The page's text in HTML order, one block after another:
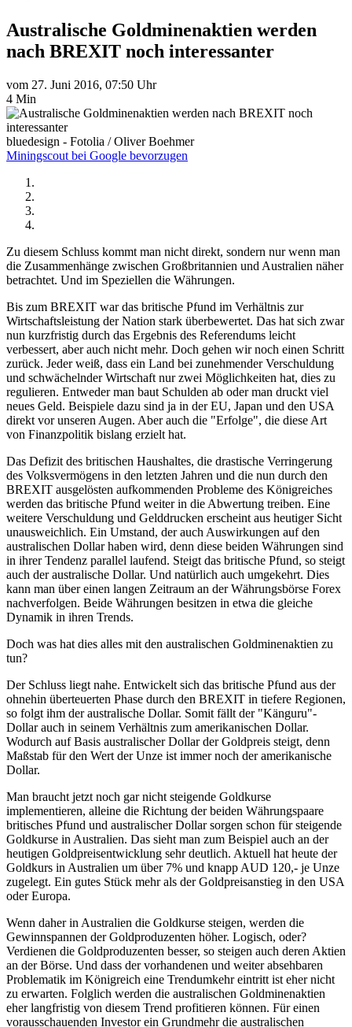
Australische Goldminenaktien werden
nach BREXIT noch interessanter
vom 27. Juni 2016, 07:50 Uhr
4 Min
bluedesign - Fotolia / Oliver Boehmer
Miningscout bei Google bevorzugen
Zu diesem Schluss kommt man nicht direkt, sondern nur wenn man
die Zusammenhänge zwischen Großbritannien und Australien näher
betrachtet. Und im Speziellen die Währungen.
Bis zum BREXIT war das britische Pfund im Verhältnis zur
Wirtschaftsleistung der Nation stark überbewertet. Das hat sich zwar
nun kurzfristig durch das Ergebnis des Referendums leicht
verbessert, aber auch nicht mehr. Doch gehen wir noch einen Schritt
zurück. Jeder weiß, dass ein Land bei zunehmender Verschuldung
und schwächelnder Wirtschaft nur zwei Möglichkeiten hat, dies zu
regulieren. Entweder man baut Schulden ab oder man druckt viel
neues Geld. Beispiele dazu sind ja in der EU, Japan und den USA
direkt vor unseren Augen. Aber auch die "Erfolge", die diese Art
von Finanzpolitik bislang erzielt hat.
Das Defizit des britischen Haushaltes, die drastische Verringerung
des Volksvermögens in den letzten Jahren und die nun durch den
BREXIT ausgelösten aufkommenden Probleme des Königreiches
werden das britische Pfund weiter in die Abwertung treiben. Eine
weitere Verschuldung und Gelddrucken erscheint aus heutiger Sicht
unausweichlich. Ein Umstand, der auch Auswirkungen auf den
australischen Dollar haben wird, denn diese beiden Währungen sind
in ihrer Tendenz parallel laufend. Steigt das britische Pfund, so steigt
auch der australische Dollar. Und natürlich auch umgekehrt. Dies
kann man über einen langen Zeitraum an der Währungsbörse Forex
nachverfolgen. Beide Währungen besitzen in etwa die gleiche
Dynamik in ihren Trends.
Doch was hat dies alles mit den australischen Goldminenaktien zu
tun?
Der Schluss liegt nahe. Entwickelt sich das britische Pfund aus der
ohnehin überteuerten Phase durch den BREXIT in tiefere Regionen,
so folgt ihm der australische Dollar. Somit fällt der "Känguru"-
Dollar auch in seinem Verhältnis zum amerikanischen Dollar.
Wodurch auf Basis australischer Dollar der Goldpreis steigt, denn
Maßstab für den Wert der Unze ist immer noch der amerikanische
Dollar.
Man braucht jetzt noch gar nicht steigende Goldkurse
implementieren, alleine die Richtung der beiden Währungspaare
britisches Pfund und australischer Dollar sorgen schon für steigende
Goldkurse in Australien. Das sieht man zum Beispiel auch an der
heutigen Goldpreisentwicklung sehr deutlich. Aktuell hat heute der
Goldkurs in Australien um über 7% und knapp AUD 120,- je Unze
zugelegt. Ein gutes Stück mehr als der Goldpreisanstieg in den USA
oder Europa.
Wenn daher in Australien die Goldkurse steigen, werden die
Gewinnspannen der Goldproduzenten höher. Logisch, oder?
Verdienen die Goldproduzenten besser, so steigen auch deren Aktien
an der Börse. Und dass der vorhandenen und weiter absehbaren
Problematik im Königreich eine Trendumkehr eintritt ist eher nicht
zu erwarten. Folglich werden die australischen Goldminenaktien
eher langfristig von diesem Trend profitieren können. Für einen
vorausschauenden Investor ein Grundmehr die australischen